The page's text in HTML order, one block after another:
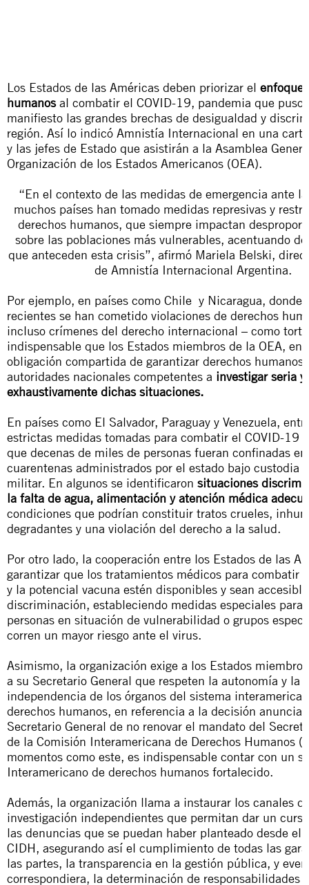
Los Estados de las Américas deben priorizar el enfoque
humanosal combatir el COVID-19, pandemia que puso
manifiesto las grandes brechas de desigualdad y
región. Así lo indicó Amnistía Internacional en una
y las jefes de Estado que asistirán a la Asamblea
Organización de los Estados Americanos (OEA).
“En el contexto de las medidas de emergencia ante
muchos países han tomado medidas represivas y
derechos humanos, que siempre impactan
sobre las poblaciones más vulnerables, acentuando
que anteceden esta crisis”, afirmó Mariela Belski,
de Amnistía Internacional Argentina.
Por ejemplo, en países como Chile y Nicaragua, donde
recientes se han cometido violaciones de derechos
incluso crímenes del derecho internacional – como
indispensable que los Estados miembros de la OEA, en
obligación compartida de garantizar derechos
autoridades nacionales competentes a investigar seria y
exhaustivamente dichas situaciones.
En países como El Salvador, Paraguay y Venezuela,
estrictas medidas tomadas para combatir el COVID-19
que decenas de miles de personas fueran confinadas
cuarentenas administrados por el estado bajo custodia
militar. En algunos se identificaron situaciones
la falta de agua, alimentación y atención médica
condiciones que podrían constituir tratos crueles,
degradantes y una violación del derecho a la salud.
Por otro lado, la cooperación entre los Estados de las
garantizar que los tratamientos médicos para combatir
y la potencial vacuna estén disponibles y sean
discriminación, estableciendo medidas especiales para
personas en situación de vulnerabilidad o grupos
corren un mayor riesgo ante el virus.
Asimismo, la organización exige a los Estados
a su Secretario General que respeten la autonomía y la
independencia de los órganos del sistema
derechos humanos, en referencia a la decisión
Secretario General de no renovar el mandato del
de la Comisión Interamericana de Derechos Humanos
momentos como este, es indispensable contar con un
Interamericano de derechos humanos fortalecido.
Además, la organización llama a instaurar los canales
investigación independientes que permitan dar un
las denuncias que se puedan haber planteado desde el
CIDH, asegurando así el cumplimiento de todas las
las partes, la transparencia en la gestión pública, y
correspondiera, la determinación de responsabilidades